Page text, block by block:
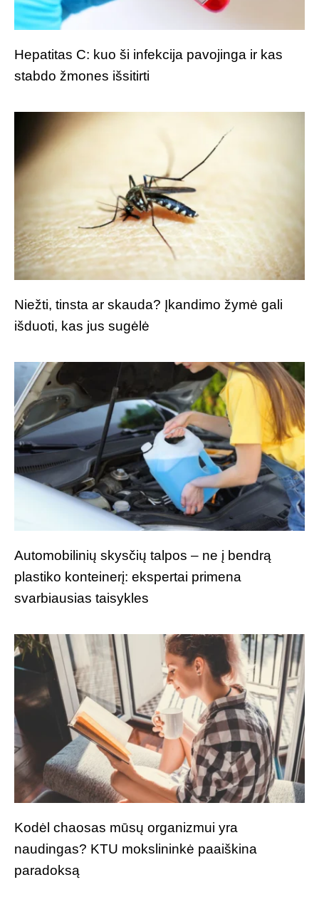
Hepatitas C: kuo ši infekcija pavojinga ir kas
stabdo žmones išsitirti
Niežti, tinsta ar skauda? Įkandimo žymė gali
išduoti, kas jus sugėlė
Automobilinių skysčių talpos – ne į bendrą
plastiko konteinerį: ekspertai primena
svarbiausias taisykles
Kodėl chaosas mūsų organizmui yra
naudingas? KTU mokslininkė paaiškina
paradoksą